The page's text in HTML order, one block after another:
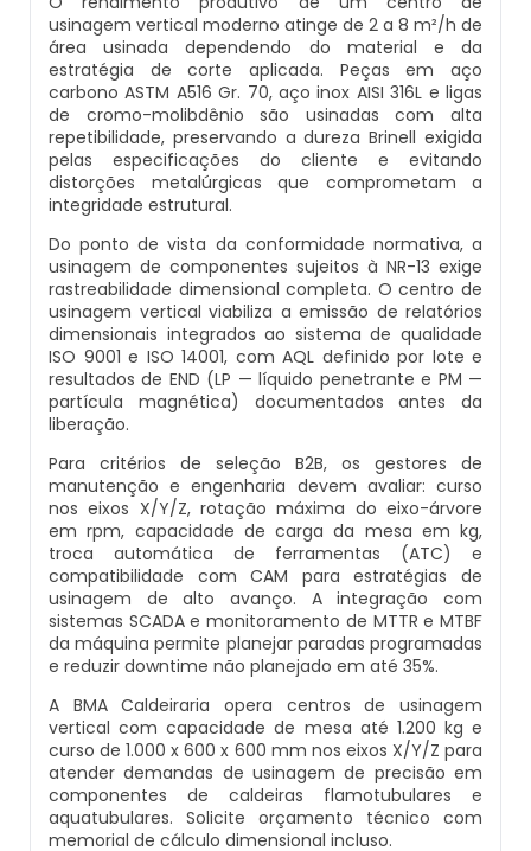
Caldeiraria E Montagem Industrial
Caldeiraria Industrial
Caldeiraria Pesada
Caldeiras De Recuperação De Calor Sensivel
Caldeiras E Aquecedores
Caldeiras E Vasos De Pressão
Comprar Caldeira
Controle E Automação De Caldeiras
Curso De Segurança Na Operação De
Caldeiras
Curso Operação De Caldeira
Curso Treinamento De Segurança Na
Operação De Caldeiras
Economizador Para Caldeiras
Empresa De Serviços Caldeiraria
Inspeção De Segurança Em Caldeiras
Inspeção De Segurança Em Caldeiras E
Vasos De Pressão
Inspeção De Segurança Em Vasos De
Pressão
Inspeção Dimensional De Caldeiraria
Inspeção Dimensional De Caldeiraria E
Tubulação
Inspeção Em Caldeiras Aquatubulares
Inspeção Inicial Em Caldeiras
Inspeção Nas Caldeiras
Manutenção E Inspeção De Caldeiras
Plano De Inspeção De Caldeiras
Manutenção De Caldeiras Em Sp
Manutenção De Caldeiras Industriais
Manutenção Em Caldeiras De Alta Pressão
Manutenção Preventiva Caldeiras
Montagem Caldeiras
Montagem De Caldeiras
Montagem De Caldeiras A Vapor
Montagem De Caldeiras Preço
Montagem De Caldeiras A Gás
Montagem De Caldeiras A Lenha
Montagem De Caldeiras A Pellets
Montagem De Caldeiras De Aquecimento
Montagem De Caldeiras Empresa
Preço Montagem De Caldeira A Gás
Caldeira Locomotiva A Vapor
Caldeira Usada A Venda
Caldeira Vapor A Lenha
Compra E Venda De Caldeiras Usadas
Comprar Caldeira A Vapor
Comprar Caldeira De Vapor
Distribuidor De Caldeira A Vapor
Empresa De Caldeira A Vapor
Fabrica De Caldeira A Vapor
Fabricante De Caldeira A Vapor
Ferro Com Caldeira A Vapor
Onde Comprar Caldeira A Vapor
Peças Para Caldeira A Vapor
Distribuidor De Caldeira A Gás
Empresa De Caldeira A Gás
Empresa De Manutenção De Caldeira A Gás
Fornecedor De Caldeira A Gás
Manutenção De Caldeira A Gás
Onde Comprar Caldeira A Gás
Peças Para Caldeira A Gás
Queimador De Caldeira A Gás
Queimador Para Caldeira A Gás
Serviço De Manutenção Caldeira A Gás
Valor Caldeira A Gás
Peças De Caldeiras
Melhor Caldeira Gás Natural
usinagem vertical moderno atinge de 2 a 8 m²/h de
área usinada dependendo do material e da
estratégia de corte aplicada. Peças em aço
carbono ASTM A516 Gr. 70, aço inox AISI 316L e ligas
de cromo-molibdênio são usinadas com alta
repetibilidade, preservando a dureza Brinell exigida
pelas especificações do cliente e evitando
distorções metalúrgicas que comprometam a
integridade estrutural.
Do ponto de vista da conformidade normativa, a
usinagem de componentes sujeitos à NR-13 exige
rastreabilidade dimensional completa. O centro de
usinagem vertical viabiliza a emissão de relatórios
dimensionais integrados ao sistema de qualidade
ISO 9001 e ISO 14001, com AQL definido por lote e
resultados de END (LP — líquido penetrante e PM —
partícula magnética) documentados antes da
liberação.
Para critérios de seleção B2B, os gestores de
manutenção e engenharia devem avaliar: curso
nos eixos X/Y/Z, rotação máxima do eixo-árvore
em rpm, capacidade de carga da mesa em kg,
troca automática de ferramentas (ATC) e
compatibilidade com CAM para estratégias de
usinagem de alto avanço. A integração com
sistemas SCADA e monitoramento de MTTR e MTBF
da máquina permite planejar paradas programadas
e reduzir downtime não planejado em até 35%.
A BMA Caldeiraria opera centros de usinagem
vertical com capacidade de mesa até 1.200 kg e
curso de 1.000 x 600 x 600 mm nos eixos X/Y/Z para
atender demandas de usinagem de precisão em
componentes de caldeiras flamotubulares e
aquatubulares. Solicite orçamento técnico com
memorial de cálculo dimensional incluso.